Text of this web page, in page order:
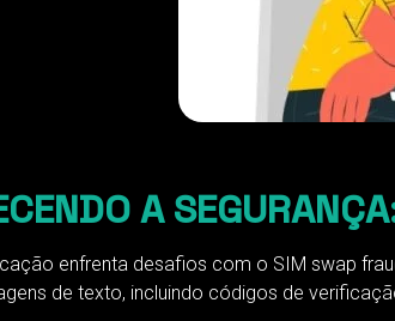
A
enfrenta desafios com o SIM swap
de texto, incluindo códigos de